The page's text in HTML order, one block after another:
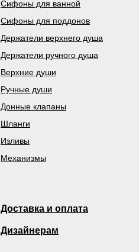
Верхние души
Ручные души
Сифоны для поддонов
Держатели верхнего душа
Держатели ручного душа
Механизмы
Донные клапаны
Шланги
Изливы
Сифоны для ванной
Дизайнерам
Доставка и оплата